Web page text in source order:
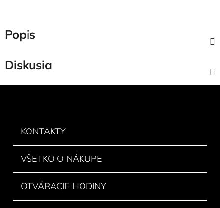
Popis
Diskusia
KONTAKTY
VŠETKO O NÁKUPE
OTVÁRACIE HODINY